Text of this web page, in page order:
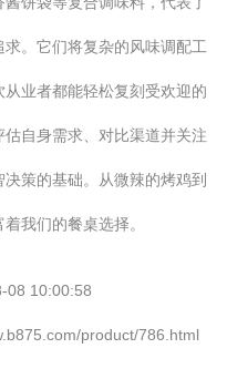
。它们将复杂的风味调配工
业者都能轻松复刻受欢迎的
自身需求、对比渠道并关注
策的基础。从微辣的烤鸡到
我们的餐桌选择。
08 10:00:58
product/786.html